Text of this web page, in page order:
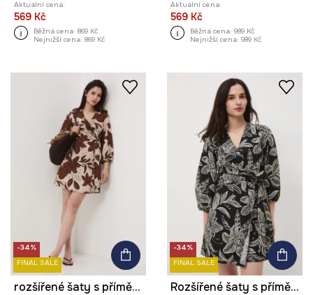
Aktuální cena:
569 Kč
Běžná cena: 869 Kč
Nejnižší cena: 869 Kč
Aktuální cena:
569 Kč
Běžná cena: 989 Kč
Nejnižší cena: 989 Kč
-34%
FINAL SALE
rozšířené šaty s příměsí lnu
-34%
FINAL SALE
Rozšířené šaty s příměsí lnu